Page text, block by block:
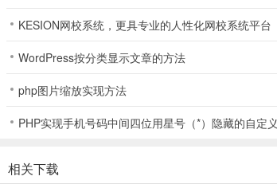
答：月隐、月圆的夜晚，地心人比较多（每隔三个普
问：黑曜石怎么得到？
答：水遇到静态（非流动）的岩浆会变成黑曜石（注
迷你世界钻石矿要怎么挖
那么，怎样挖矿才能最有效率？怎样有针对性的去挖
KESION网校系统，更具专业的人性化网校系统平台
WordPress按分类显示文章的方法
php图片缩放实现方法
PHP实现手机号码中间四位用星号（*）隐藏的自定
相关下载